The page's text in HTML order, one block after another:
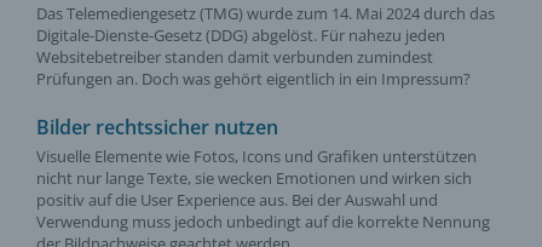
Das Telemediengesetz (TMG) wurde zum 14. Mai 2024 durch das
Digitale-Dienste-Gesetz (DDG) abgelöst. Für nahezu jeden
Websitebetreiber standen damit verbunden zumindest
Prüfungen an. Doch was gehört eigentlich in ein Impressum?
Bilder rechtssicher nutzen
Visuelle Elemente wie Fotos, Icons und Grafiken unterstützen
nicht nur lange Texte, sie wecken Emotionen und wirken sich
positiv auf die User Experience aus. Bei der Auswahl und
Verwendung muss jedoch unbedingt auf die korrekte Nennung